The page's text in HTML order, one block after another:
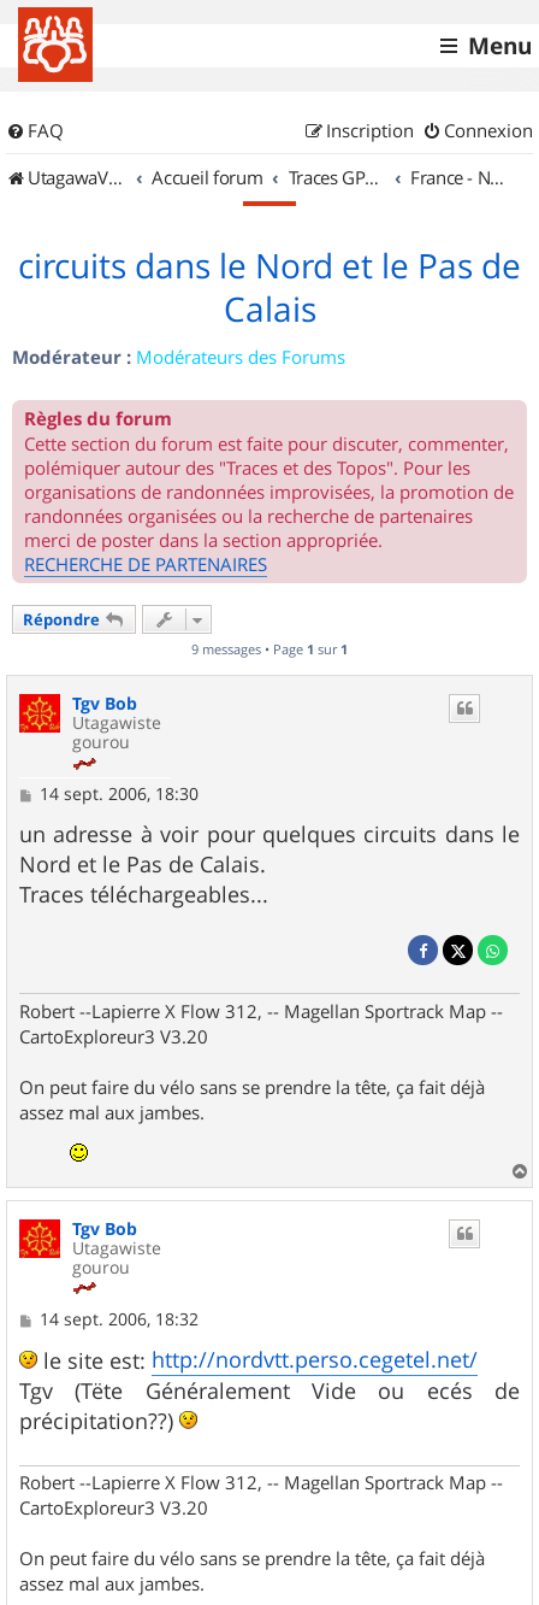
Menu
FAQ Connexion
Inscription
UtagawaVTT (Randos VTT et VTTAE avec traces GPS)
Accueil forum Traces GPS de randos VTT France - Nord Est
circuits dans le Nord et le Pas de
Calais
Modérateur : Modérateurs des Forums
Règles du forum
Cette section du forum est faite pour discuter, commenter,
polémiquer autour des "Traces et des Topos". Pour les
organisations de randonnées improvisées, la promotion de
randonnées organisées ou la recherche de partenaires
merci de poster dans la section appropriée.
RECHERCHE DE PARTENAIRES
Répondre
9 messages • Page 1 sur 1
Tgv Bob
Utagawiste
gourou
M
s
s
a
g
e
14 sept. 2006, 18:30
un adresse à voir pour quelques circuits dans le
Nord et le Pas de Calais.
Traces téléchargeables...
Robert --Lapierre X Flow 312, -- Magellan Sportrack Map --
CartoExploreur3 V3.20
On peut faire du vélo sans se prendre la tête, ça fait déjà
assez mal aux jambes.
a
u
Tgv Bob
Utagawiste
gourou
M
s
s
a
g
e
14 sept. 2006, 18:32
le site est: http://nordvtt.perso.cegetel.net/
Tgv (Tëte Généralement Vide ou ecés de
précipitation??)
Robert --Lapierre X Flow 312, -- Magellan Sportrack Map --
CartoExploreur3 V3.20
On peut faire du vélo sans se prendre la tête, ça fait déjà
assez mal aux jambes.